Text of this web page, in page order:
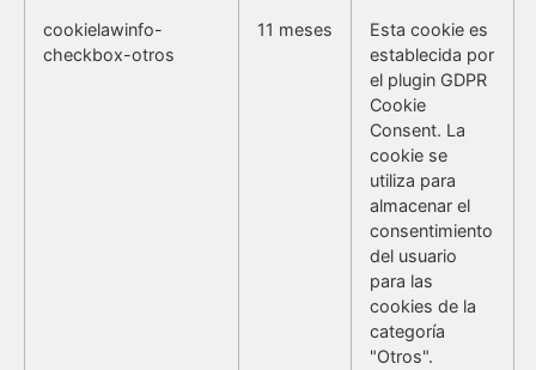
cookielawinfo-
checkbox-otros
11 meses
Esta cookie es
establecida por
el plugin GDPR
Cookie
Consent. La
cookie se
utiliza para
almacenar el
consentimiento
del usuario
para las
cookies de la
categoría
"Otros".